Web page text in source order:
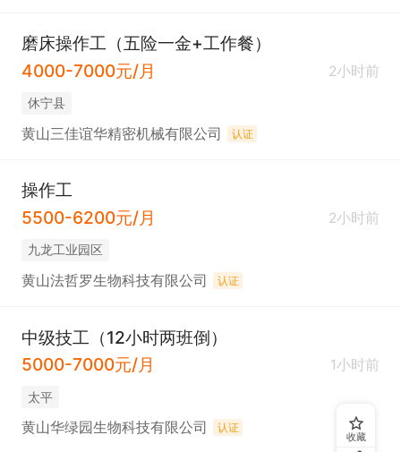
磨床操作工（五险一金+工作餐）
4000-7000元/月
2小时前
休宁县
黄山三佳谊华精密机械有限公司 认证
操作工
5500-6200元/月
2小时前
九龙工业园区
黄山法哲罗生物科技有限公司 认证
中级技工（12小时两班倒）
5000-7000元/月
1小时前
太平
黄山华绿园生物科技有限公司 认证
收藏